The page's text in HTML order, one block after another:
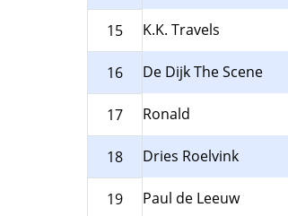
15 K.K. Travels
16 De Dijk The Scene
17 Ronald
18 Dries Roelvink
19 Paul de Leeuw